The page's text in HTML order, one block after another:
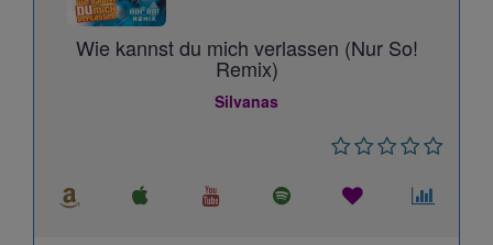
Wie kannst du mich verlassen (Nur So!
Remix)
Silvanas